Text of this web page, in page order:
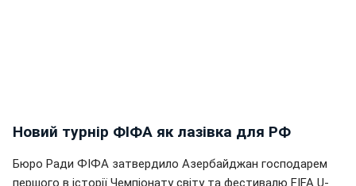
Новий турнір ФІФА як лазівка для РФ
Бюро Ради ФІФА затвердило Азербайджан господарем
першого в історії Чемпіонату світу та фестивалю FIFA U-